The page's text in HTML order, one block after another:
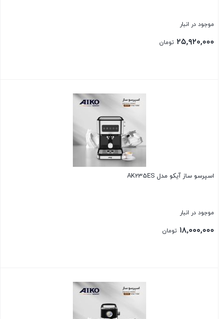
موجود در انبار
۲۵,۹۲۰,۰۰۰ تومان
اسپرسو ساز آیکو مدل AK235ES
موجود در انبار
۱۸,۰۰۰,۰۰۰ تومان